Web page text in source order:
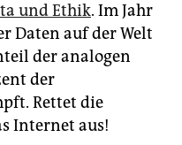
und Ethik. Im Jahr
Daten auf der Welt
der analogen
der
Rettet die
Internet aus!